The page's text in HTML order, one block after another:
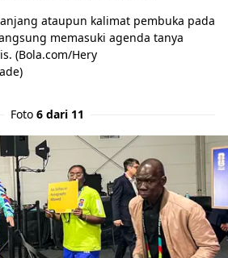
ataupun kalimat pembuka pada
memasuki agenda tanya
(Bola.com/Hery
Foto 6 dari 11